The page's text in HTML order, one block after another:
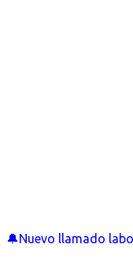
🔔Nuevo llamado